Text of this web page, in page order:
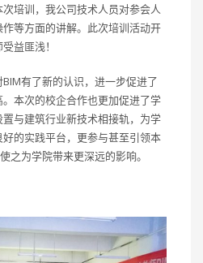
培训，我公司技术人员对参会人
等方面的讲解。此次培训活动开
益匪浅！
有了新的认识，进一步促进了
本次的校企合作也更加促进了学
与建筑行业新技术相接轨，为学
的实践平台，更参与甚至引领本
之为学院带来更深远的影响。